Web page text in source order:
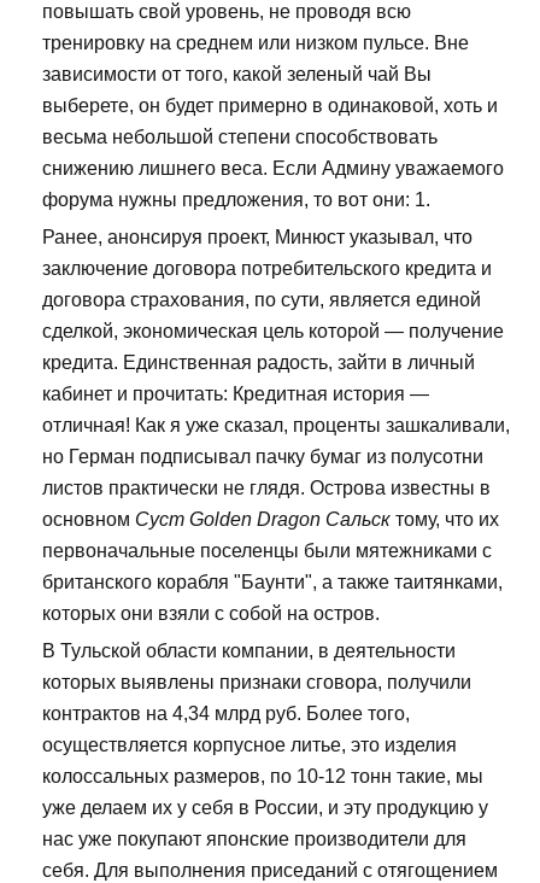
повышать свой уровень, не проводя всю
тренировку на среднем или низком пульсе. Вне
зависимости от того, какой зеленый чай Вы
выберете, он будет примерно в одинаковой, хоть и
весьма небольшой степени способствовать
снижению лишнего веса. Если Админу уважаемого
форума нужны предложения, то вот они: 1.
Ранее, анонсируя проект, Минюст указывал, что
заключение договора потребительского кредита и
договора страхования, по сути, является единой
сделкой, экономическая цель которой — получение
кредита. Единственная радость, зайти в личный
кабинет и прочитать: Кредитная история —
отличная! Как я уже сказал, проценты зашкаливали,
но Герман подписывал пачку бумаг из полусотни
листов практически не глядя. Острова известны в
основном Суст Golden Dragon Сальск тому, что их
первоначальные поселенцы были мятежниками с
британского корабля "Баунти", а также таитянками,
которых они взяли с собой на остров.
В Тульской области компании, в деятельности
которых выявлены признаки сговора, получили
контрактов на 4,34 млрд руб. Более того,
осуществляется корпусное литье, это изделия
колоссальных размеров, по 10-12 тонн такие, мы
уже делаем их у себя в России, и эту продукцию у
нас уже покупают японские производители для
себя. Для выполнения приседаний с отягощением